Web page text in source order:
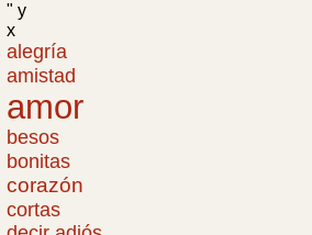
" y
x
alegría
amistad
amor
besos
bonitas
corazón
cortas